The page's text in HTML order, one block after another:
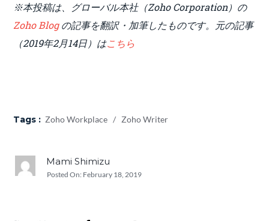
※本投稿は、グローバル本社（Zoho Corporation）の
Zoho Blogの記事を翻訳・加筆したものです。元の記事
（2019年2月14日）はこちら
Tags : Zoho Workplace / Zoho Writer
Mami Shimizu
Posted On: February 18, 2019